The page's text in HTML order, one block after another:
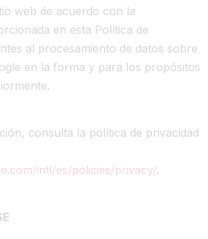
web de acuerdo con la
en esta Política de
al procesamiento de datos sobre
en la forma y para los propósitos
consulta la política de privacidad
intl/es/policies/privacy/.